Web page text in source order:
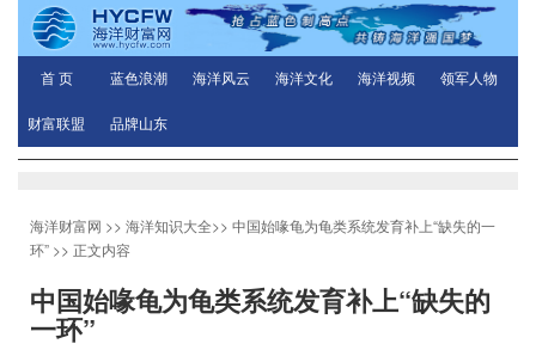
首 页 蓝色浪潮 海洋风云 海洋文化 海洋视频 领军人物
财富联盟 品牌山东
海洋财富网 >> 海洋知识大全>> 中国始喙龟为龟类系统发育补上“缺失的一
环” >> 正文内容
中国始喙龟为龟类系统发育补上“缺失的
一环”